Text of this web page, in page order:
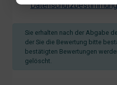
Sie erhalten nach der Abgabe
der Sie die Bewertung bitte
bestätigten Bewertungen
gelöscht.